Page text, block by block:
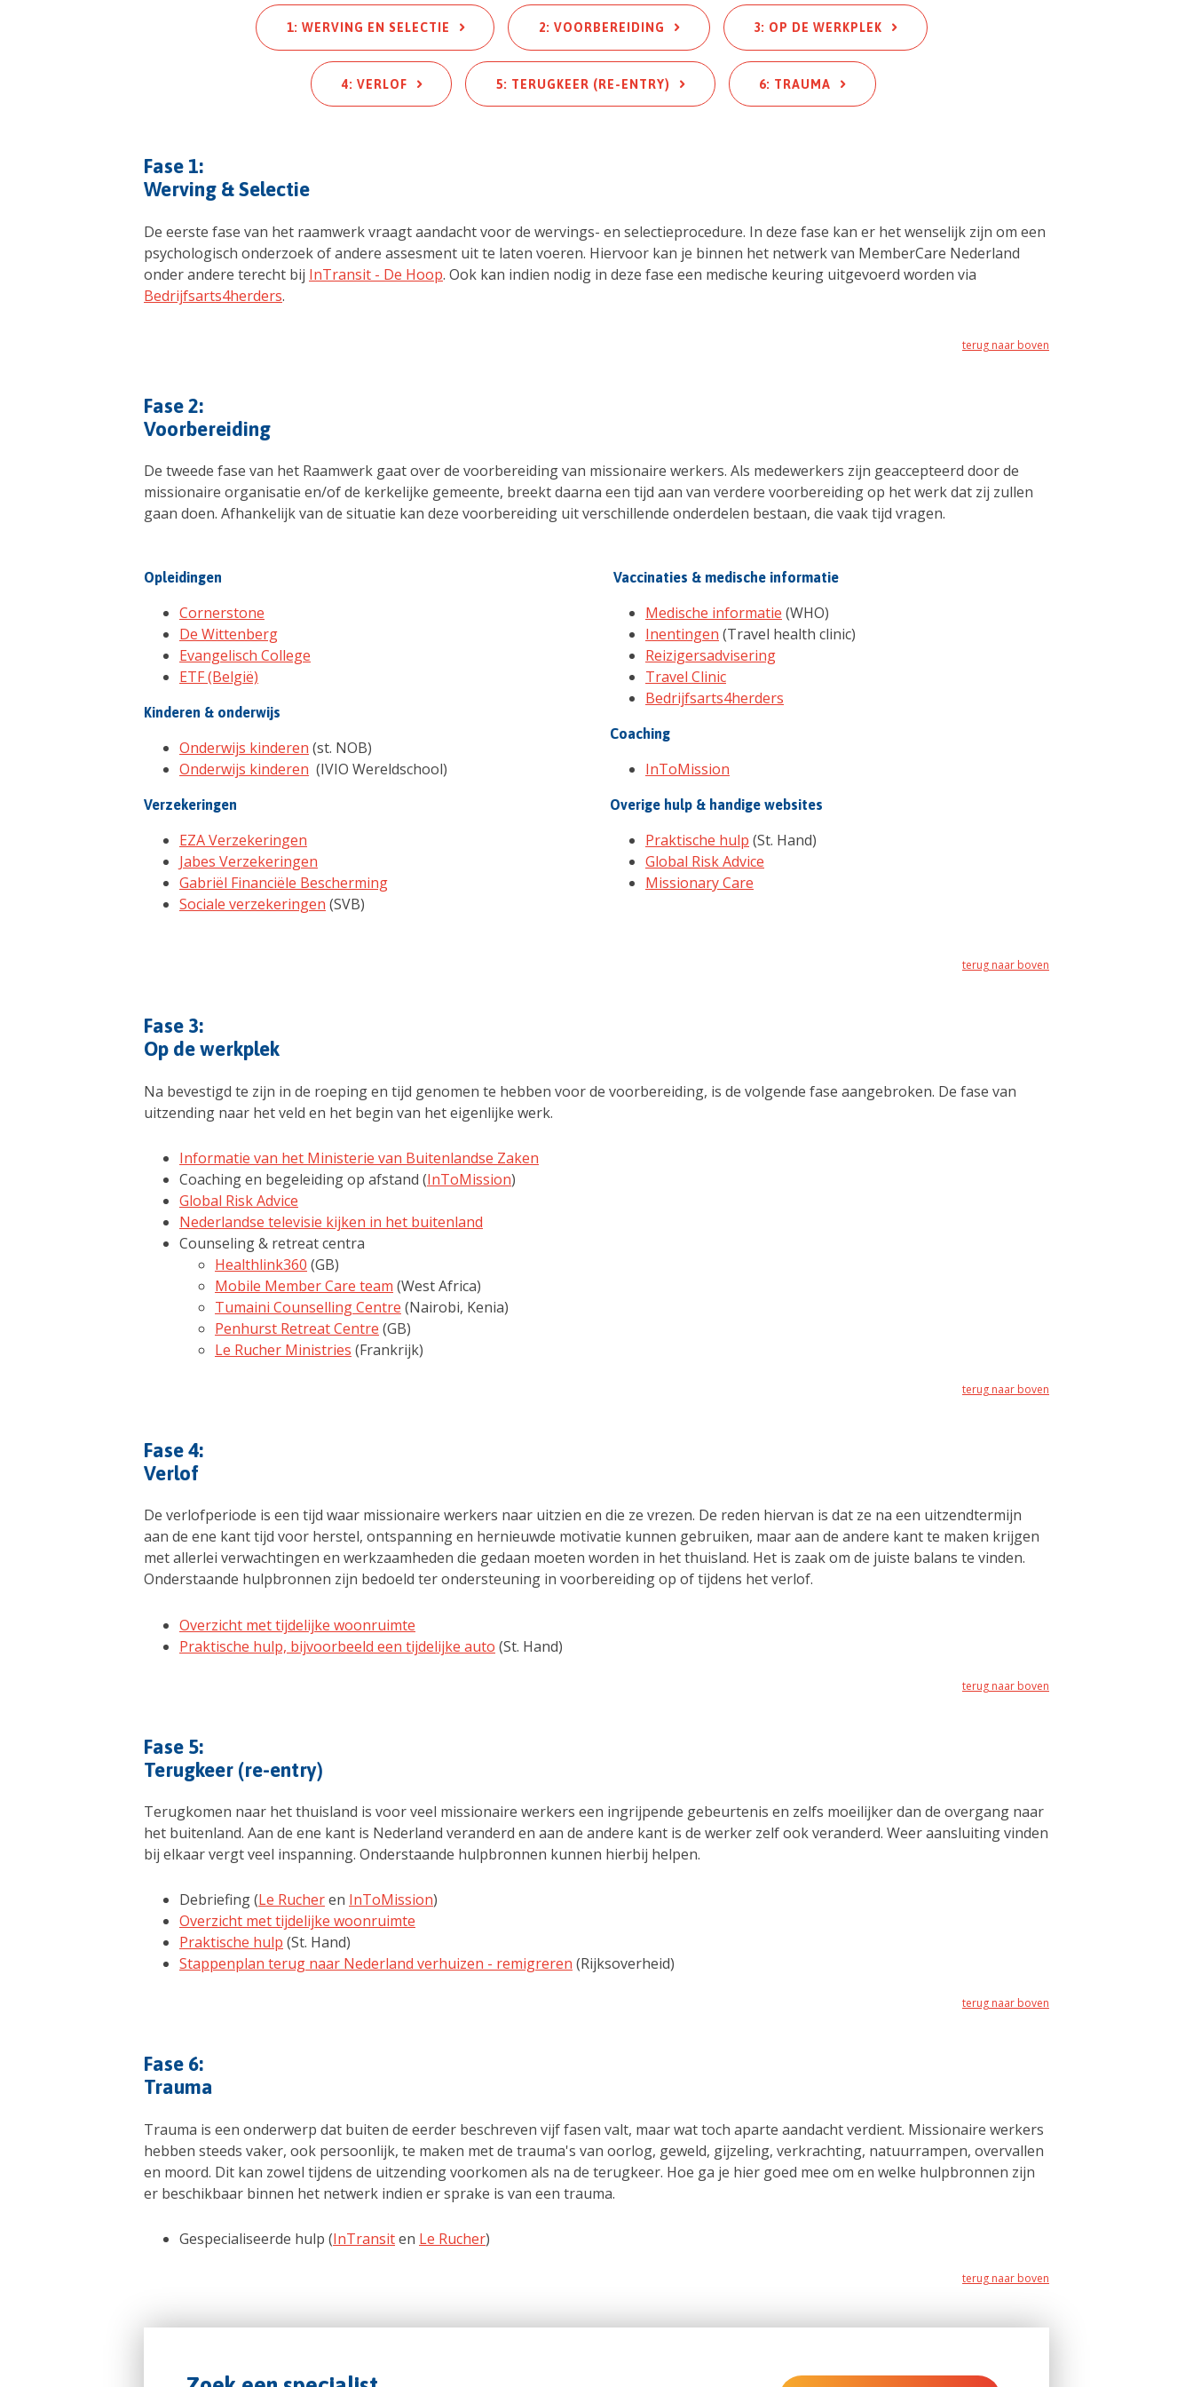
1: WERVING EN SELECTIE 2: VOORBEREIDING 3: OP DE WERKPLEK
4: VERLOF 5: TERUGKEER (RE-ENTRY) 6: TRAUMA
Fase 1:
Werving & Selectie
De eerste fase van het raamwerk vraagt aandacht voor de wervings- en selectieprocedure. In deze fase kan er het wenselijk zijn om een
psychologisch onderzoek of andere assesment uit te laten voeren. Hiervoor kan je binnen het netwerk van MemberCare Nederland
onder andere terecht bij InTransit - De Hoop. Ook kan indien nodig in deze fase een medische keuring uitgevoerd worden via
Bedrijfsarts4herders.
terug naar boven
Fase 2:
Voorbereiding
De tweede fase van het Raamwerk gaat over de voorbereiding van missionaire werkers. Als medewerkers zijn geaccepteerd door de
missionaire organisatie en/of de kerkelijke gemeente, breekt daarna een tijd aan van verdere voorbereiding op het werk dat zij zullen
gaan doen. Afhankelijk van de situatie kan deze voorbereiding uit verschillende onderdelen bestaan, die vaak tijd vragen.
Opleidingen
Cornerstone
De Wittenberg
Evangelisch College
ETF (België)
Kinderen & onderwijs
Onderwijs kinderen (st. NOB)
Onderwijs kinderen (IVIO Wereldschool)
Verzekeringen
EZA Verzekeringen
Jabes Verzekeringen
Gabriël Financiële Bescherming
Sociale verzekeringen (SVB)
Vaccinaties & medische informatie
Medische informatie (WHO)
Inentingen (Travel health clinic)
Reizigersadvisering
Travel Clinic
Bedrijfsarts4herders
Coaching
InToMission
Overige hulp & handige websites
Praktische hulp (St. Hand)
Global Risk Advice
Missionary Care
terug naar boven
Fase 3:
Op de werkplek
Na bevestigd te zijn in de roeping en tijd genomen te hebben voor de voorbereiding, is de volgende fase aangebroken. De fase van
uitzending naar het veld en het begin van het eigenlijke werk.
Informatie van het Ministerie van Buitenlandse Zaken
Coaching en begeleiding op afstand (InToMission)
Global Risk Advice
Nederlandse televisie kijken in het buitenland
Counseling & retreat centra
Healthlink360 (GB)
Mobile Member Care team (West Africa)
Tumaini Counselling Centre (Nairobi, Kenia)
Penhurst Retreat Centre (GB)
Le Rucher Ministries (Frankrijk)
terug naar boven
Fase 4:
Verlof
De verlofperiode is een tijd waar missionaire werkers naar uitzien en die ze vrezen. De reden hiervan is dat ze na een uitzendtermijn
aan de ene kant tijd voor herstel, ontspanning en hernieuwde motivatie kunnen gebruiken, maar aan de andere kant te maken krijgen
met allerlei verwachtingen en werkzaamheden die gedaan moeten worden in het thuisland. Het is zaak om de juiste balans te vinden.
Onderstaande hulpbronnen zijn bedoeld ter ondersteuning in voorbereiding op of tijdens het verlof.
Overzicht met tijdelijke woonruimte
Praktische hulp, bijvoorbeeld een tijdelijke auto (St. Hand)
terug naar boven
Fase 5:
Terugkeer (re-entry)
Terugkomen naar het thuisland is voor veel missionaire werkers een ingrijpende gebeurtenis en zelfs moeilijker dan de overgang naar
het buitenland. Aan de ene kant is Nederland veranderd en aan de andere kant is de werker zelf ook veranderd. Weer aansluiting vinden
bij elkaar vergt veel inspanning. Onderstaande hulpbronnen kunnen hierbij helpen.
Debriefing (Le Rucheren InToMission)
Overzicht met tijdelijke woonruimte
Praktische hulp (St. Hand)
Stappenplan terug naar Nederland verhuizen - remigreren (Rijksoverheid)
terug naar boven
Fase 6:
Trauma
Trauma is een onderwerp dat buiten de eerder beschreven vijf fasen valt, maar wat toch aparte aandacht verdient. Missionaire werkers
hebben steeds vaker, ook persoonlijk, te maken met de trauma's van oorlog, geweld, gijzeling, verkrachting, natuurrampen, overvallen
en moord. Dit kan zowel tijdens de uitzending voorkomen als na de terugkeer. Hoe ga je hier goed mee om en welke hulpbronnen zijn
er beschikbaar binnen het netwerk indien er sprake is van een trauma.
Gespecialiseerde hulp (InTransiten Le Rucher)
terug naar boven